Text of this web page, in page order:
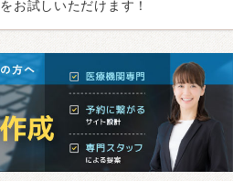
をお試しいただけます！